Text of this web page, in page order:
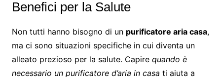
Benefici per la Salute
Non tutti hanno bisogno di un purificatore aria casa,
ma ci sono situazioni specifiche in cui diventa un
alleato prezioso per la salute. Capire quando è
necessario un purificatore d’aria in casa ti aiuta a